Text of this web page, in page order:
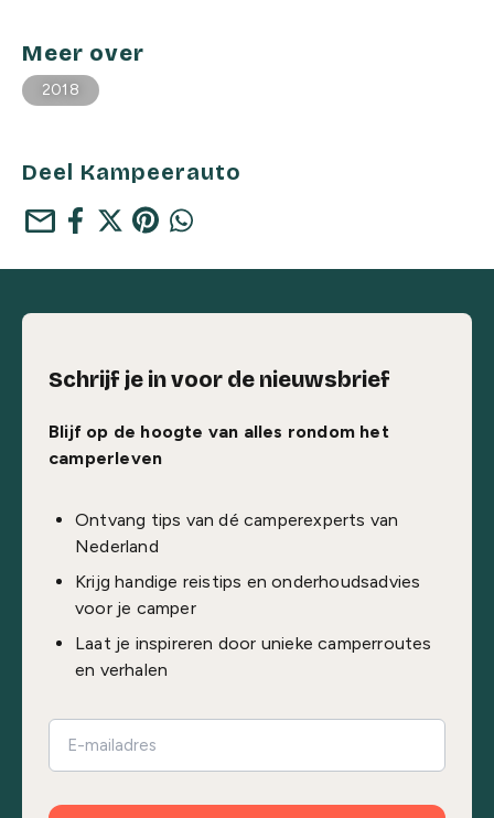
Meer over
2018
Deel Kampeerauto
mail
Schrijf je in voor de nieuwsbrief
Blijf op de hoogte van alles rondom het
camperleven
Ontvang tips van dé camperexperts van
Nederland
Krijg handige reistips en onderhoudsadvies
voor je camper
Laat je inspireren door unieke camperroutes
en verhalen